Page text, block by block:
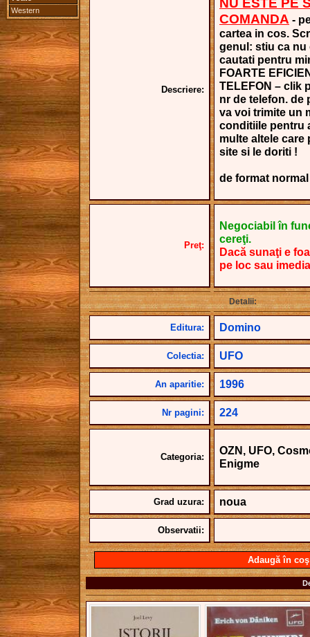
Western
Descriere:
COMANDA -
cartea in cos.
genul: stiu ca nu
cautati pentru
FOARTE
TELEFON – clik
nr de telefon. de
va voi trimite un
conditiile pentru
multe altele
site si le doriti !
de format
Preţ:
Negociabil în
cereţi.
Dacă sunaţi e
pe loc sau
Detalii:
Editura: Domino
Colectia: UFO
An aparitie: 1996
Nr pagini: 224
Categoria:
OZN, UFO,
Enigme
Grad uzura: noua
Observatii:
Adaugă în coş